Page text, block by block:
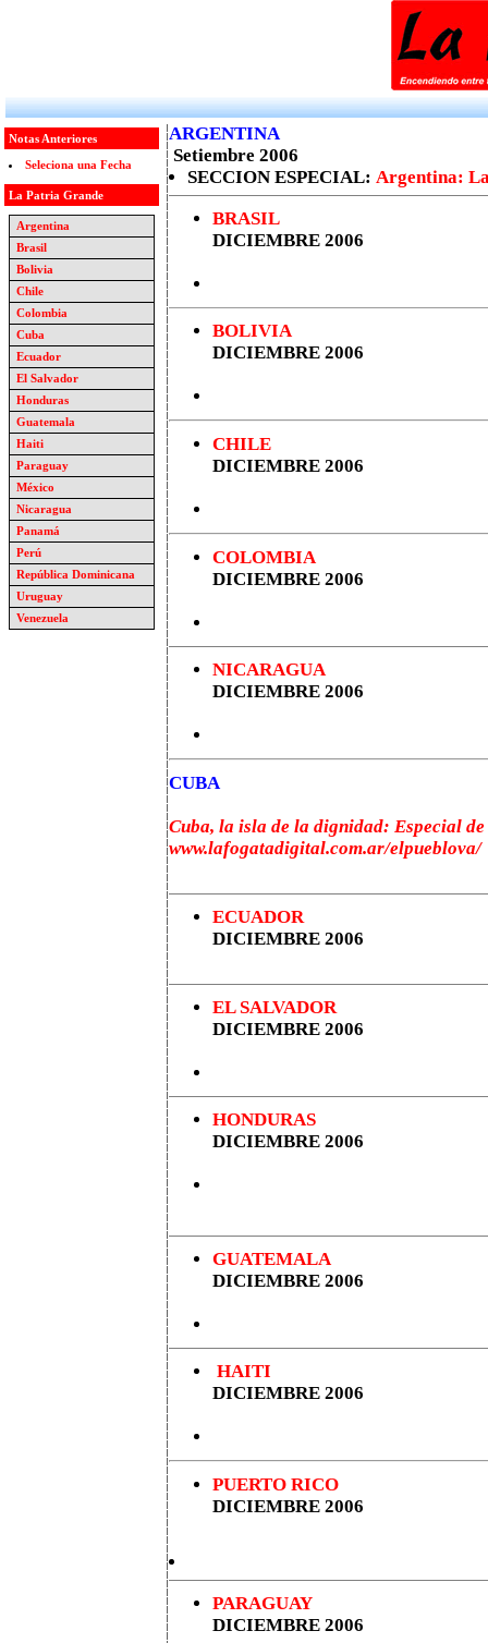
Notas Anteriores
Seleciona una Fecha
La Patria Grande
Argentina
Brasil
Bolivia
Chile
Colombia
Cuba
Ecuador
El Salvador
Honduras
Guatemala
Haiti
Paraguay
México
Nicaragua
Panamá
Perú
República Dominicana
Uruguay
Venezuela
ARGENTINA
Setiembre 2006
SECCION ESPECIAL: Argentina:
BRASIL
DICIEMBRE 2006
BOLIVIA
DICIEMBRE 2006
CHILE
DICIEMBRE 2006
COLOMBIA
DICIEMBRE 2006
NICARAGUA
DICIEMBRE 2006
CUBA
Cuba, la isla de la dignidad: Especial
www.lafogatadigital.com.ar/elpueblova/
ECUADOR
DICIEMBRE 2006
EL SALVADOR
DICIEMBRE 2006
HONDURAS
DICIEMBRE 2006
GUATEMALA
DICIEMBRE 2006
HAITI
DICIEMBRE 2006
PUERTO RICO
DICIEMBRE 2006
PARAGUAY
DICIEMBRE 2006